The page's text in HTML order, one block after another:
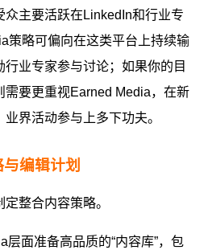
主要活跃在LinkedIn和行业专
策略可偏向在这类平台上持续输
业专家参与讨论；如果你的目
要更重视Earned Media，在新
界活动参与上多下功夫。
编辑计划
整合内容策略。
面准备高品质的“内容库”，包